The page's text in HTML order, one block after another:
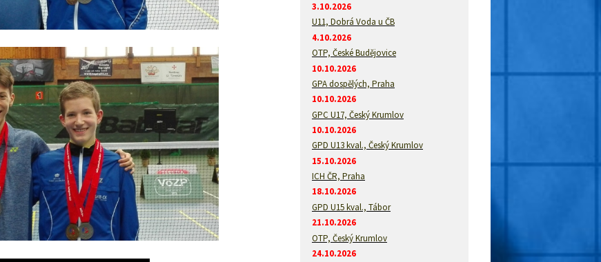
3.10.2026
U11, Dobrá Voda u ČB
4.10.2026
OTP, České Budějovice
10.10.2026
GPA dospělých, Praha
10.10.2026
GPC U17, Český Krumlov
10.10.2026
GPD U13 kval., Český Krumlov
15.10.2026
ICH ČR, Praha
18.10.2026
GPD U15 kval., Tábor
21.10.2026
OTP, Český Krumlov
24.10.2026